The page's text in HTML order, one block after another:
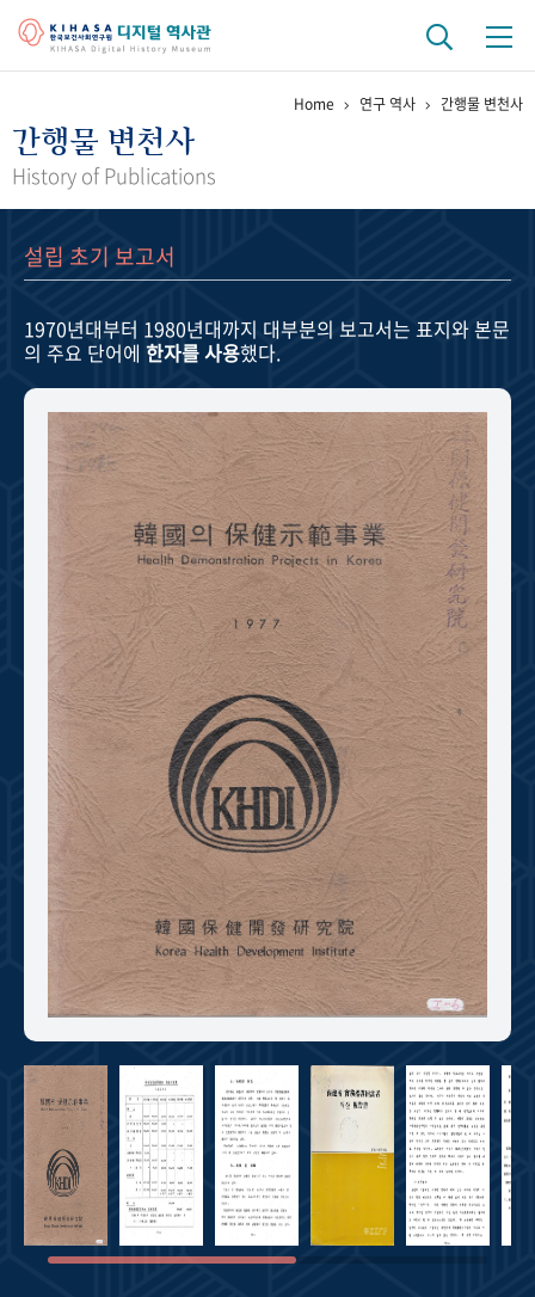
걸어온 길 기관 변천사
정책과 연구 키워드로 보는 연구 역사
연구자들
기록물 아카이브
사진 아카이브 문서 기록물 행정박물 영상 기록물
주년 기념
성과 50선 숫자로 보는 50년 50+1주년 광장
세계와 함께 한 KIHASA
VR 역사관
Home 연구 역사 간행물 변천사
간행물 변천사
History of Publications
설립 초기 보고서
1970년대부터 1980년대까지 대부분의 보고서는 표지와 본문
의 주요 단어에 한자를 사용했다.